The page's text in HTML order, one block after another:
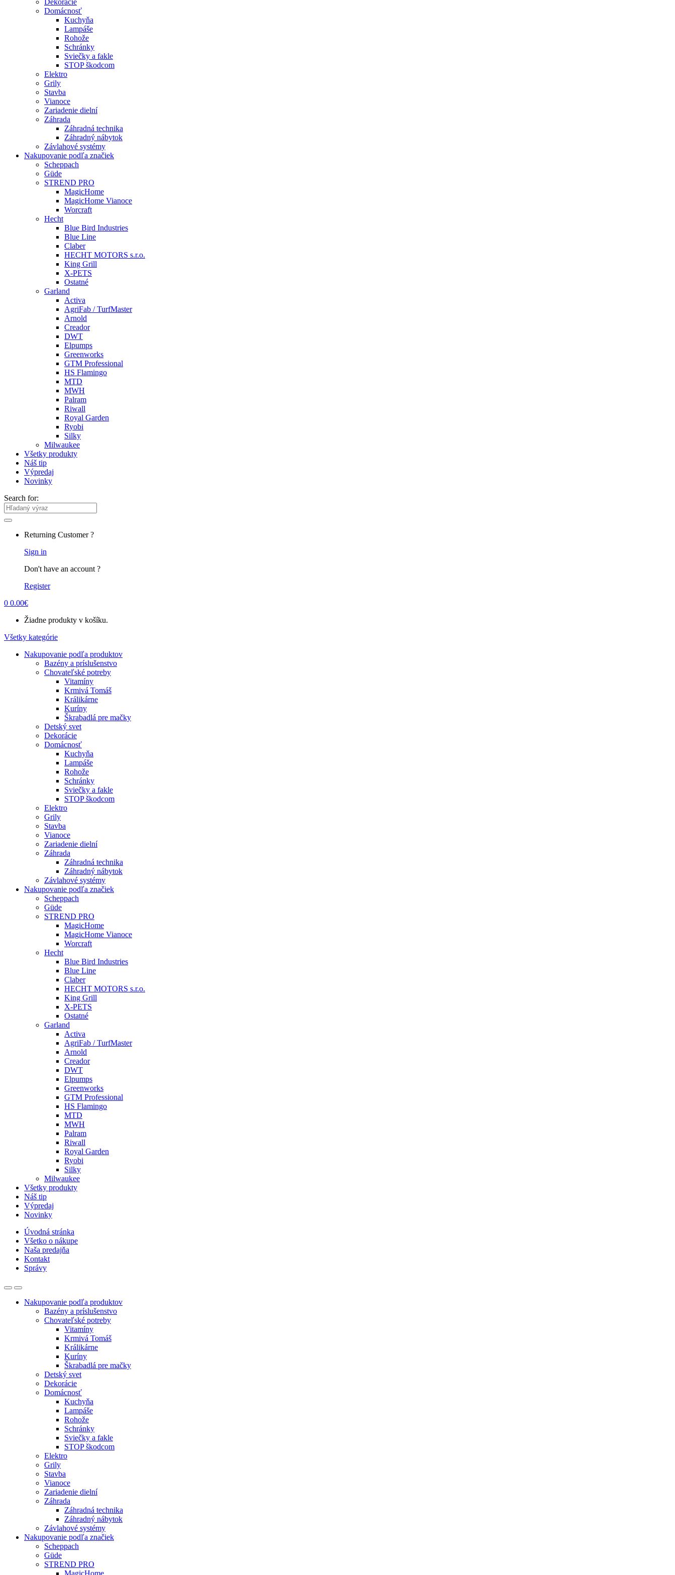
Dekorácie
Domácnosť
Kuchyňa
Lampáše
Rohože
Schránky
Sviečky a fakle
STOP škodcom
Elektro
Grily
Stavba
Vianoce
Zariadenie dielní
Záhrada
Záhradná technika
Záhradný nábytok
Závlahové systémy
Nakupovanie podľa značiek
Scheppach
Güde
STREND PRO
MagicHome
MagicHome Vianoce
Worcraft
Hecht
Blue Bird Industries
Blue Line
Claber
HECHT MOTORS s.r.o.
King Grill
X-PETS
Ostatné
Garland
Activa
AgriFab / TurfMaster
Arnold
Creador
DWT
Elpumps
Greenworks
GTM Professional
HS Flamingo
MTD
MWH
Palram
Riwall
Royal Garden
Ryobi
Silky
Milwaukee
Všetky produkty
Náš tip
Výpredaj
Novinky
Search for:
Returning Customer ?
Sign in
Don't have an account ?
Register
0 0.00€
Žiadne produkty v košíku.
Všetky kategórie
Nakupovanie podľa produktov
Bazény a príslušenstvo
Chovateľské potreby
Vitamíny
Krmivá Tomáš
Králikárne
Kuríny
Škrabadlá pre mačky
Detský svet
Dekorácie
Domácnosť
Kuchyňa
Lampáše
Rohože
Schránky
Sviečky a fakle
STOP škodcom
Elektro
Grily
Stavba
Vianoce
Zariadenie dielní
Záhrada
Záhradná technika
Záhradný nábytok
Závlahové systémy
Nakupovanie podľa značiek
Scheppach
Güde
STREND PRO
MagicHome
MagicHome Vianoce
Worcraft
Hecht
Blue Bird Industries
Blue Line
Claber
HECHT MOTORS s.r.o.
King Grill
X-PETS
Ostatné
Garland
Activa
AgriFab / TurfMaster
Arnold
Creador
DWT
Elpumps
Greenworks
GTM Professional
HS Flamingo
MTD
MWH
Palram
Riwall
Royal Garden
Ryobi
Silky
Milwaukee
Všetky produkty
Náš tip
Výpredaj
Novinky
Úvodná stránka
Všetko o nákupe
Naša predajňa
Kontakt
Správy
Nakupovanie podľa produktov
Bazény a príslušenstvo
Chovateľské potreby
Vitamíny
Krmivá Tomáš
Králikárne
Kuríny
Škrabadlá pre mačky
Detský svet
Dekorácie
Domácnosť
Kuchyňa
Lampáše
Rohože
Schránky
Sviečky a fakle
STOP škodcom
Elektro
Grily
Stavba
Vianoce
Zariadenie dielní
Záhrada
Záhradná technika
Záhradný nábytok
Závlahové systémy
Nakupovanie podľa značiek
Scheppach
Güde
STREND PRO
MagicHome